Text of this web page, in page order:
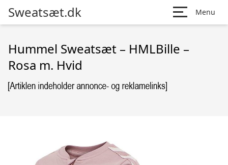
Sweatsæt.dk Menu
Hummel Sweatsæt – HMLBille –
Rosa m. Hvid